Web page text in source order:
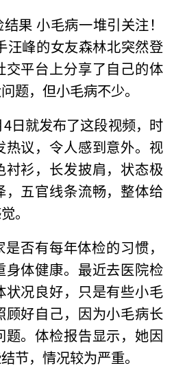
果 小毛病一堆引关注！
汪峰的女友森林北突然登
交平台上分享了自己的体
题，但小毛病不少。
日就发布了这段视频，时
热议，令人感到意外。视
衫，长发披肩，状态极
，五官线条流畅，整体给
。
否有每年体检的习惯，
身体健康。最近去医院检
状况良好，只是有些小毛
好自己，因为小毛病长
。体检报告显示，她因
节，情况较为严重。